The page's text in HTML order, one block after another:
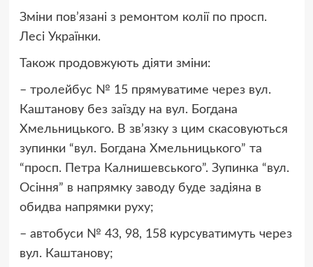
Зміни пов’язані з ремонтом колії по просп.
Лесі Українки.
Також продовжують діяти зміни:
– тролейбус № 15 прямуватиме через вул.
Каштанову без заїзду на вул. Богдана
Хмельницького. В зв’язку з цим скасовуються
зупинки “вул. Богдана Хмельницького” та
“просп. Петра Калнишевського”. Зупинка “вул.
Осіння” в напрямку заводу буде задіяна в
обидва напрямки руху;
– автобуси № 43, 98, 158 курсуватимуть через
вул. Каштанову;